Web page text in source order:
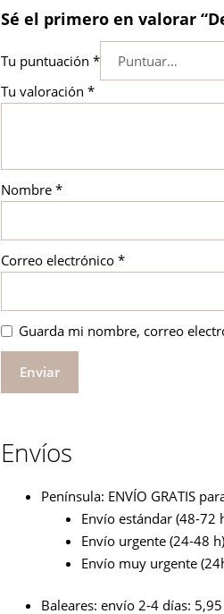
Sé el primero en valorar
Tu puntuación *
Tu valoración *
Nombre *
Correo electrónico *
Guarda mi nombre, correo
Envíos
Península: ENVÍO GRATIS
Envío estándar (48-72
Envío urgente (24-48
Envío muy urgente
Baleares: envío 2-4 días: